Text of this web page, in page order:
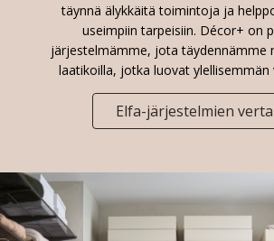
täynnä älykkäitä toimintoja ja
useimpiin tarpeisiin. Décor+ on
järjestelmämme, jota täydennämme
laatikoilla, jotka luovat ylellisemmän
Elfa-järjestelmien